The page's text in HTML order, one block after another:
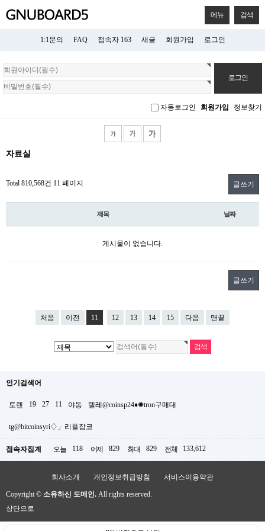
메뉴 검색
1:1문의 FAQ 접속자 163 새글 회원가입 로그인
회
원
로
자동로그인 회원가입 정보찾기
자료실
Total 810,568건 11 페이지 글쓰기
제목 날짜
게시물이 없습니다.
글쓰기
처음 이전 11 12 13 14 15 다음 맨끝
인기검색어
토렌 19 27 11 야동 텔레@coinsp24♦✺tron구매대
tg@bitcoinsyri♢」리플잡코
접속자집계 오늘 118 어제 829 최대 829 전체 133,612
회사소개 개인정보취급방침 서비스이용약관
Copyright © 소유하신 도메인. All rights reserved.
상단으로